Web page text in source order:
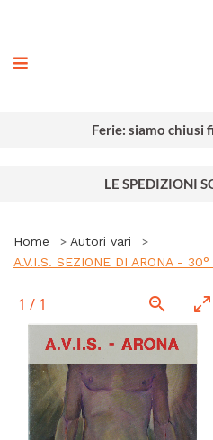
Ferie: siamo chiusi
LE SPEDIZIONI
Home
Autori vari
A.V.I.S. SEZIONE DI ARONA - 30°
1 / 1